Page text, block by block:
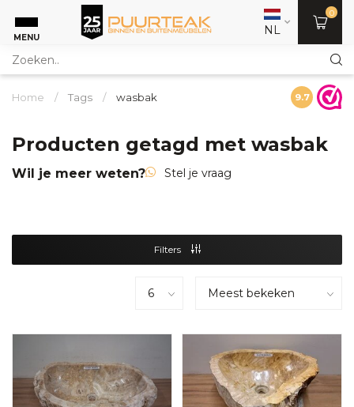
MENU NL
0
Home / Tags / wasbak 9.7
Producten getagd met wasbak
Wil je meer weten? Stel je vraag
Filters